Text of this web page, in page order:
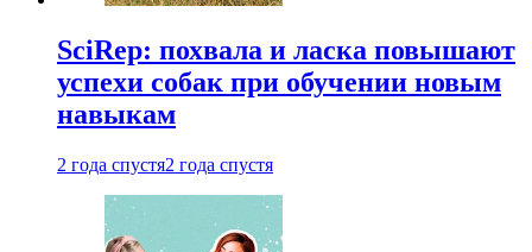
SciRep: похвала и ласка повышают
успехи собак при обучении новым
навыкам
2 года спустя2 года спустя